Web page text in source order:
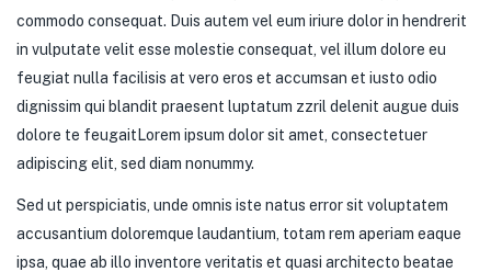
commodo consequat. Duis autem vel eum iriure dolor in hendrerit
in vulputate velit esse molestie consequat, vel illum dolore eu
feugiat nulla facilisis at vero eros et accumsan et iusto odio
dignissim qui blandit praesent luptatum zzril delenit augue duis
dolore te feugaitLorem ipsum dolor sit amet, consectetuer
adipiscing elit, sed diam nonummy.
Sed ut perspiciatis, unde omnis iste natus error sit voluptatem
accusantium doloremque laudantium, totam rem aperiam eaque
ipsa, quae ab illo inventore veritatis et quasi architecto beatae